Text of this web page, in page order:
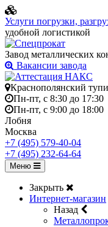
Услуги погрузки,
удобной логистикой
Завод металлических
Вакансии завода
Краснополянский
Пн-пт, с 8:30 до 17:30
Пн-пт, с 9:00 до 18:00
Лобня
Москва
+7 (495) 579-40-04
+7 (495) 232-64-64
Меню
Закрыть
Интернет-магазин
Назад